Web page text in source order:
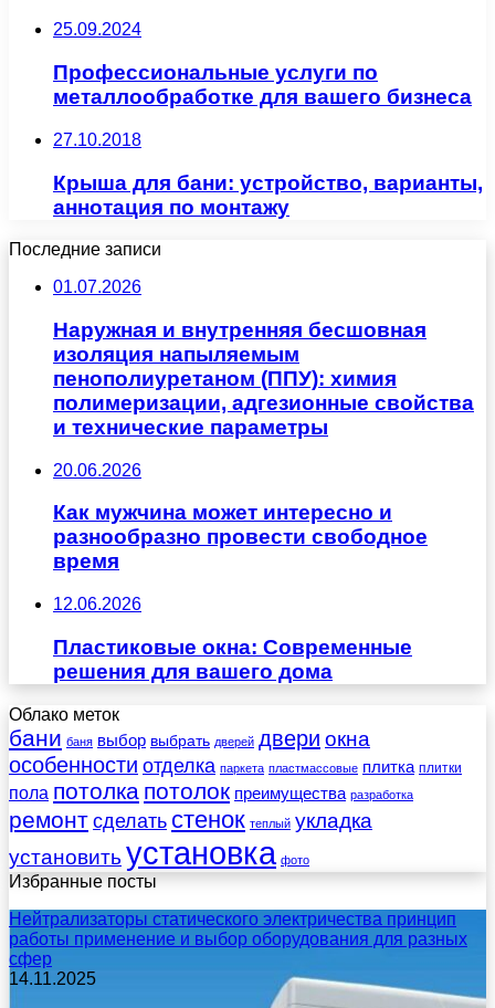
25.09.2024
Профессиональные услуги по
металлообработке для вашего бизнеса
27.10.2018
Крыша для бани: устройство, варианты,
аннотация по монтажу
Последние записи
01.07.2026
Наружная и внутренняя бесшовная
изоляция напыляемым
пенополиуретаном (ППУ): химия
полимеризации, адгезионные свойства
и технические параметры
20.06.2026
Как мужчина может интересно и
разнообразно провести свободное
время
12.06.2026
Пластиковые окна: Современные
решения для вашего дома
Облако меток
бани баня выбор выбрать дверей двери окна
особенности отделка паркета пластмассовые плитка плитки
пола потолка потолок преимущества разработка
ремонт сделать стенок теплый укладка
установить установка фото
Избранные посты
Нейтрализаторы статического электричества принцип
работы применение и выбор оборудования для разных
сфер
14.11.2025